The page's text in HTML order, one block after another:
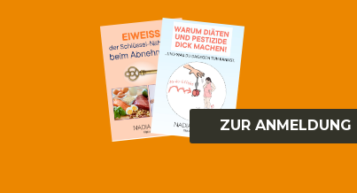
ZUR ANMELDUNG